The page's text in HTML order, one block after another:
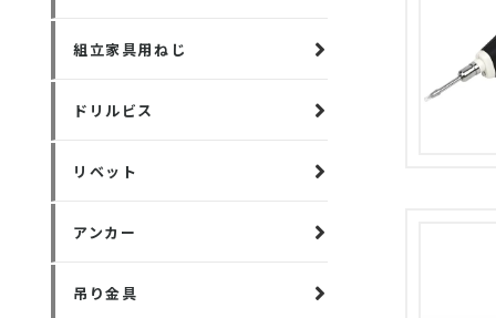
組立家具用ねじ
ドリルビス
リベット
アンカー
吊り金具